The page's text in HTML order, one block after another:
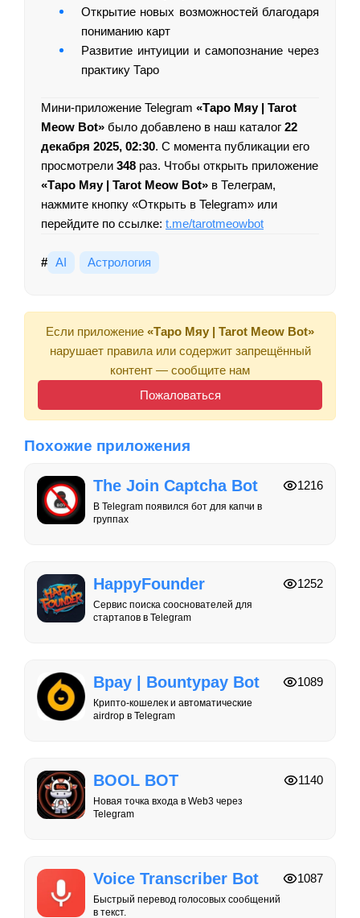
Открытие новых возможностей благодаря
пониманию карт
Развитие интуиции и самопознание через
практику Таро
Мини-приложение Telegram «Таро Мяу | Tarot
Meow Bot» было добавлено в наш каталог 22
декабря 2025, 02:30. С момента публикации его
просмотрели 348 раз. Чтобы открыть приложение
«Таро Мяу | Tarot Meow Bot» в Телеграм,
нажмите кнопку «Открыть в Telegram» или
перейдите по ссылке: t.me/tarotmeowbot
# AI Астрология
Если приложение «Таро Мяу | Tarot Meow Bot»
нарушает правила или содержит запрещённый
контент — сообщите нам
Пожаловаться
Похожие приложения
The Join Captcha Bot
В Telegram появился бот для капчи в
группах
1216
HappyFounder
Сервис поиска сооснователей для
стартапов в Telegram
1252
Bpay | Bountypay Bot
Крипто-кошелек и автоматические
airdrop в Telegram
1089
BOOL BOT
Новая точка входа в Web3 через
Telegram
1140
Voice Transcriber Bot
Быстрый перевод голосовых сообщений
в текст.
1087